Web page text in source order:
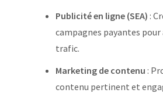
Publicité en ligne (SEA) :
campagnes payantes
trafic.
Marketing de contenu :
contenu pertinent et